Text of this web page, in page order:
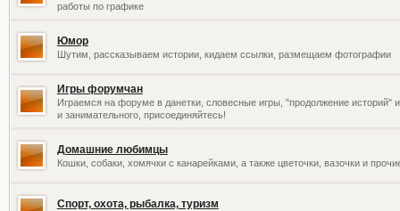
работы по графике
Юмор
Шутим, рассказываем истории, кидаем ссылки, размещаем фотографии
Игры форумчан
Играемся на форуме в данетки, словесные игры, "продолжение историй"
и занимательного, присоединяйтесь!
Домашние любимцы
Кошки, собаки, хомячки с канарейками, а также цветочки, вазочки и
Спорт, охота, рыбалка, туризм